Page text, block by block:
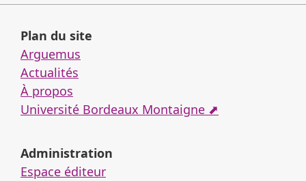
Plan du site
Arguemus
Actualités
À propos
Université Bordeaux Montaigne ⬈
Administration
Espace éditeur